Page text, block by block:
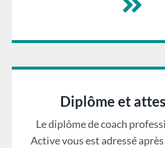
Diplôme et
Le diplôme de coach
Active vous est adressé